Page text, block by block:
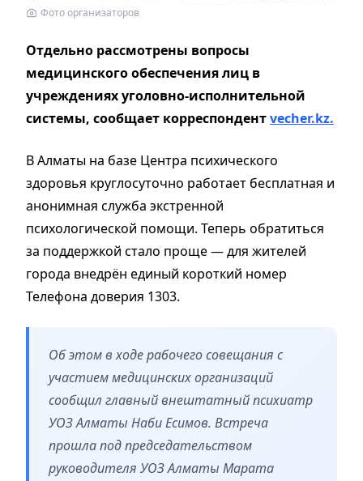
Фото организаторов
Отдельно рассмотрены вопросы
медицинского обеспечения лиц в
учреждениях уголовно-исполнительной
системы, сообщает корреспондентvecher.kz.
В Алматы на базе Центра психического
здоровья круглосуточно работает бесплатная и
анонимная служба экстренной
психологической помощи. Теперь обратиться
за поддержкой стало проще — для жителей
города внедрён единый короткий номер
Телефона доверия 1303.
Об этом в ходе рабочего совещания с
участием медицинских организаций
сообщил главный внештатный психиатр
УОЗ Алматы Наби Есимов. Встреча
прошла под председательством
руководителя УОЗ Алматы Марата